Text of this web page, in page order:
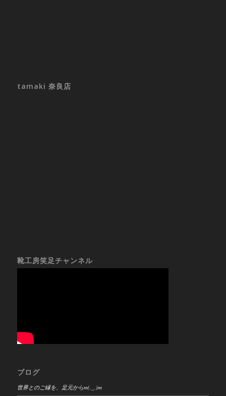
tamaki 奈良店
靴工房笑足チャンネル
ブログ
世界とのご縁を、足元からm(._.)m